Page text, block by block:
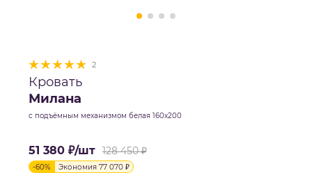
2
Кровать
Милана
с подъёмным механизмом белая 160х200
51 380 ₽/шт 128 450₽
-60% Экономия 77 070 ₽